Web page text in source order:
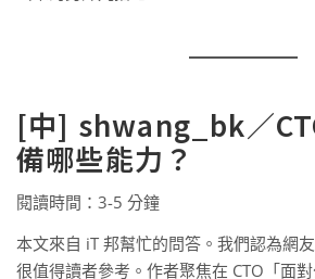
[中] shwang_bk／
備哪些能力？
閱讀時間：3-5 分鐘
本文來自 iT 邦幫忙的問答。我們認為網
很值得讀者參考。作者聚焦在 CTO「面